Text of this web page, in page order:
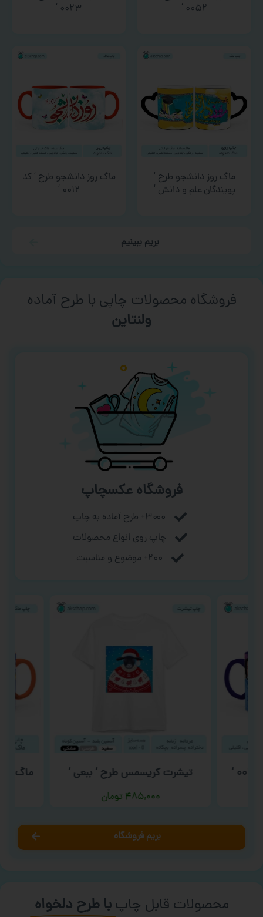
۰۰۵۲ ‘
۰۰۲۳ ‘
ماگ روز دانشجو طرح ‘
پویندگان علم و دانش ‘
ماگ روز دانشجو طرح ‘ کد
۰۰۱۲ ‘
بریم ببینیم
فروشگاه محصولات چاپی با طرح آماده
ورزشی
فروشگاه عکسچاپ
۳۰۰۰+ طرح آماده به چاپ
چاپ روی انواع محصولات
۲۰۰+ موضوع و مناسبت
تیشرت کریسمس طرح ‘ ببعی ‘
۴۸۵,۰۰۰ تومان
ماگ روز
بریم فروشگاه
محصولات قابل چاپ با طرح دلخواه